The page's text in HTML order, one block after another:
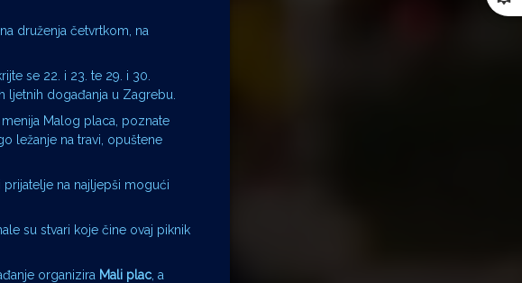
druženja četvrtkom, na
se 22. i 23. te 29. i 30.
događanja u Zagrebu.
Malog placa, poznate
ležanje na travi, opuštene
na najljepši mogući
su stvari koje čine ovaj piknik
organizira Mali plac , a